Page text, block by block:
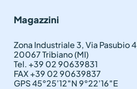
Magazzini
Zona Industriale 3, Via Pasubio 4
20067 Tribiano (MI)
Tel. +39 02 90639831
FAX +39 02 90639837
GPS 45°25’12″N 9°22’16″E